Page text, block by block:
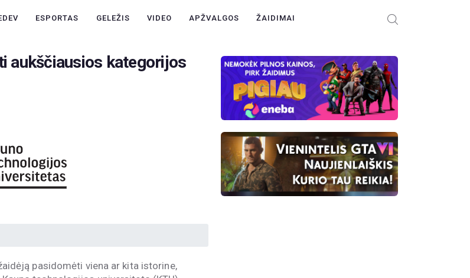
ESPORTAS GELEŽIS VIDEO APŽVALGOS ŽAIDIMAI
aukščiausios kategorijos
pasidomėti viena ar kita istorine,